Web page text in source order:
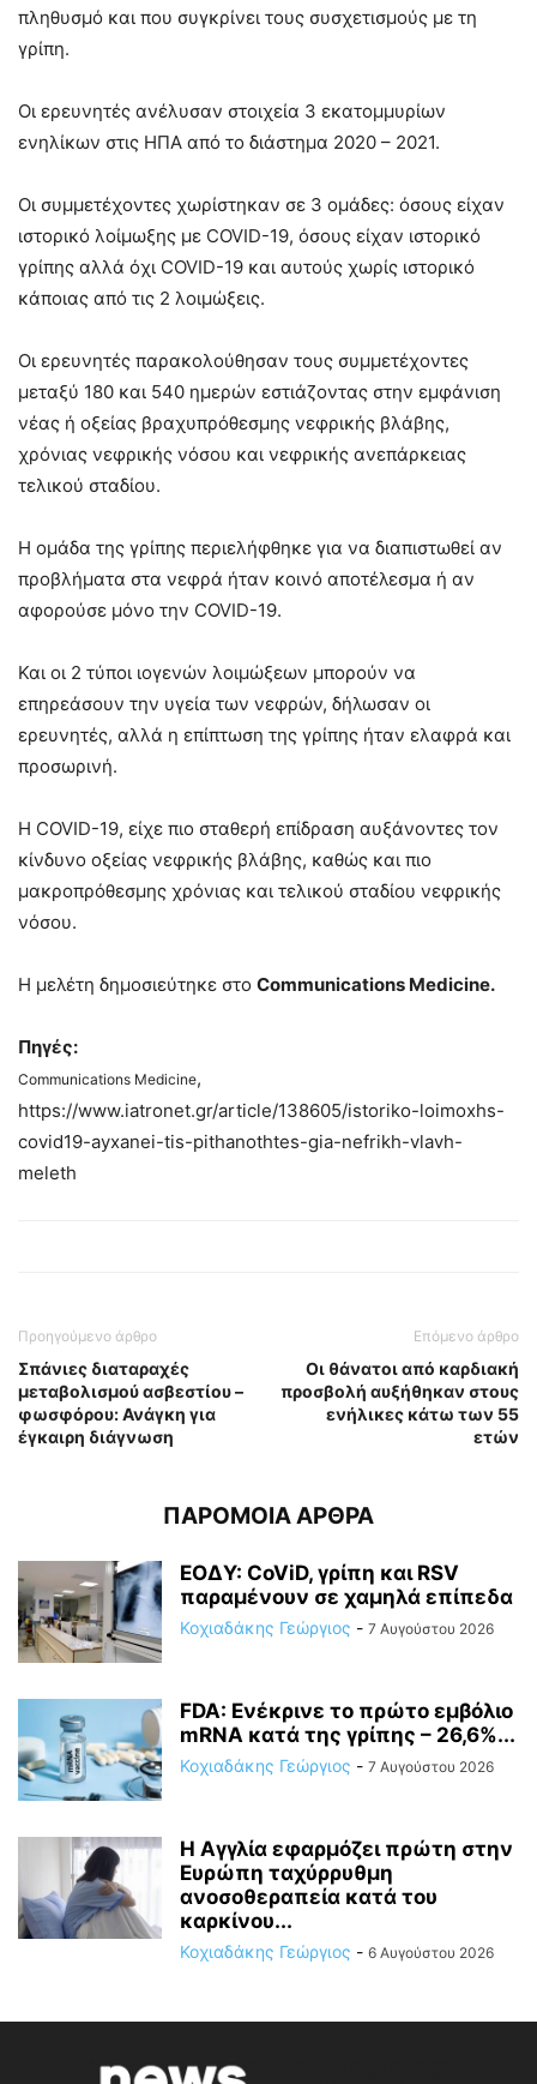
πληθυσμό και που συγκρίνει τους συσχετισμούς με τη
γρίπη.
Οι ερευνητές ανέλυσαν στοιχεία 3 εκατομμυρίων
ενηλίκων στις ΗΠΑ από το διάστημα 2020 – 2021.
Οι συμμετέχοντες χωρίστηκαν σε 3 ομάδες: όσους είχαν
ιστορικό λοίμωξης με COVID-19, όσους είχαν ιστορικό
γρίπης αλλά όχι COVID-19 και αυτούς χωρίς ιστορικό
κάποιας από τις 2 λοιμώξεις.
Οι ερευνητές παρακολούθησαν τους συμμετέχοντες
μεταξύ 180 και 540 ημερών εστιάζοντας στην εμφάνιση
νέας ή οξείας βραχυπρόθεσμης νεφρικής βλάβης,
χρόνιας νεφρικής νόσου και νεφρικής ανεπάρκειας
τελικού σταδίου.
Η ομάδα της γρίπης περιελήφθηκε για να διαπιστωθεί αν
προβλήματα στα νεφρά ήταν κοινό αποτέλεσμα ή αν
αφορούσε μόνο την COVID-19.
Και οι 2 τύποι ιογενών λοιμώξεων μπορούν να
επηρεάσουν την υγεία των νεφρών, δήλωσαν οι
ερευνητές, αλλά η επίπτωση της γρίπης ήταν ελαφρά και
προσωρινή.
Η COVID-19, είχε πιο σταθερή επίδραση αυξάνοντες τον
κίνδυνο οξείας νεφρικής βλάβης, καθώς και πιο
μακροπρόθεσμης χρόνιας και τελικού σταδίου νεφρικής
νόσου.
Η μελέτη δημοσιεύτηκε στο Communications Medicine.
Πηγές:
Communications Medicine,
https://www.iatronet.gr/article/138605/istoriko-loimoxhs-
covid19-ayxanei-tis-pithanothtes-gia-nefrikh-vlavh-
meleth
Προηγούμενο άρθρο
Σπάνιες διαταραχές
μεταβολισμού ασβεστίου –
φωσφόρου: Ανάγκη για
έγκαιρη διάγνωση
Επόμενο άρθρο
Οι θάνατοι από καρδιακή
προσβολή αυξήθηκαν στους
ενήλικες κάτω των 55
ετών
ΠΑΡΟΜΟΙΑ ΑΡΘΡΑ
ΕΟΔΥ: CoViD, γρίπη και RSV
παραμένουν σε χαμηλά επίπεδα
Κοχιαδάκης Γεώργιος - 7 Αυγούστου 2026
FDA: Ενέκρινε το πρώτο εμβόλιο
mRNA κατά της γρίπης – 26,6%...
Κοχιαδάκης Γεώργιος - 7 Αυγούστου 2026
Η Αγγλία εφαρμόζει πρώτη στην
Ευρώπη ταχύρρυθμη
ανοσοθεραπεία κατά του
καρκίνου...
Κοχιαδάκης Γεώργιος - 6 Αυγούστου 2026